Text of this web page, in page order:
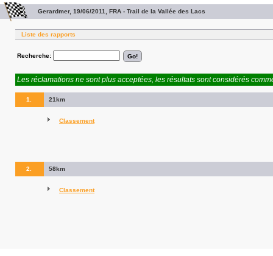
Gerardmer, 19/06/2011, FRA - Trail de la Vallée des Lacs
Liste des rapports
Recherche:
Les réclamations ne sont plus acceptées, les résultats sont considérés
1. 21km
Classement
2. 58km
Classement